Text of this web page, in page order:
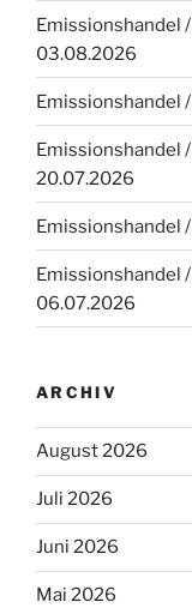
Emissionshandel
03.08.2026
Emissionshandel
Emissionshandel
20.07.2026
Emissionshandel
Emissionshandel
06.07.2026
ARCHIV
August 2026
Juli 2026
Juni 2026
Mai 2026